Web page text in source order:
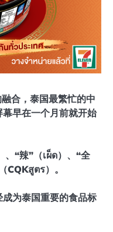
合，泰国最繁忙的中
早在一个月前就开始
“辣”（เผ็ด）、“全
CQKสูตร）。
为泰国重要的食品标